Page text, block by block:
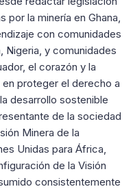
por la minería en Ghana,
con comunidades
Nigeria, y comunidades
el corazón y la
proteger el derecho a
desarrollo sostenible
de la sociedad
Minera de la
Unidas para África,
de la Visión
consistentemente